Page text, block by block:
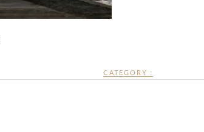
CATEGORY :